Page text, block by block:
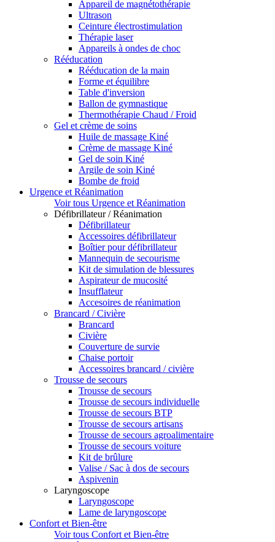
Appareil de magnétothérapie
Ultrason
Ceinture électrostimulation
Thérapie laser
Appareils à ondes de choc
Rééducation
Rééducation de la main
Forme et équilibre
Table d'inversion
Ballon de gymnastique
Thermothérapie Chaud / Froid
Gel et crème de soins
Huile de massage Kiné
Crème de massage Kiné
Gel de soin Kiné
Argile de soin Kiné
Bombe de froid
Urgence et Réanimation
Voir tous Urgence et Réanimation
Défibrillateur / Réanimation
Défibrillateur
Accessoires défibrillateur
Boîtier pour défibrillateur
Mannequin de secourisme
Kit de simulation de blessures
Aspirateur de mucosité
Insufflateur
Accesoires de réanimation
Brancard / Civière
Brancard
Civière
Couverture de survie
Chaise portoir
Accessoires brancard / civière
Trousse de secours
Trousse de secours
Trousse de secours individuelle
Trousse de secours BTP
Trousse de secours artisans
Trousse de secours agroalimentaire
Trousse de secours voiture
Kit de brûlure
Valise / Sac à dos de secours
Aspivenin
Laryngoscope
Laryngoscope
Lame de laryngoscope
Confort et Bien-être
Voir tous Confort et Bien-être